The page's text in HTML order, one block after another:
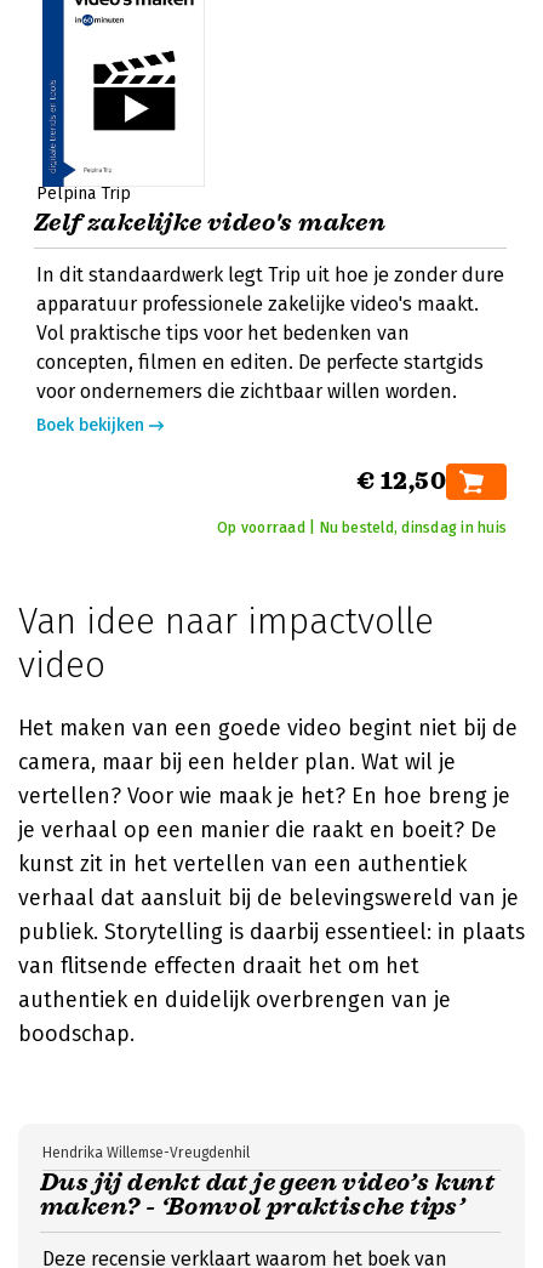
Pelpina Trip
Zelf zakelijke video's maken
In dit standaardwerk legt Trip uit hoe je zonder dure
apparatuur professionele zakelijke video's maakt.
Vol praktische tips voor het bedenken van
concepten, filmen en editen. De perfecte startgids
voor ondernemers die zichtbaar willen worden.
Boek bekijken
€ 12,50
Op voorraad | Nu besteld, dinsdag in huis
Van idee naar impactvolle
video
Het maken van een goede video begint niet bij de
camera, maar bij een helder plan. Wat wil je
vertellen? Voor wie maak je het? En hoe breng je
je verhaal op een manier die raakt en boeit? De
kunst zit in het vertellen van een authentiek
verhaal dat aansluit bij de belevingswereld van je
publiek. Storytelling is daarbij essentieel: in plaats
van flitsende effecten draait het om het
authentiek en duidelijk overbrengen van je
boodschap.
Dus jij denkt dat je geen video’s kunt
maken? - ‘Bomvol praktische tips’
Hendrika Willemse-Vreugdenhil
Deze recensie verklaart waarom het boek van